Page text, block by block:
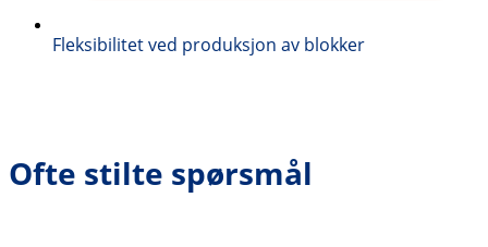
Fleksibilitet ved produksjon av blokker
Ofte stilte spørsmål